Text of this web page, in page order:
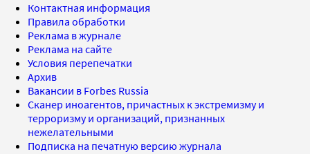
Контактная информация
Правила обработки
Реклама в журнале
Реклама на сайте
Условия перепечатки
Архив
Вакансии в Forbes Russia
Сканер иноагентов, причастных к экстремизму и
терроризму и организаций, признанных
нежелательными
Подписка на печатную версию журнала